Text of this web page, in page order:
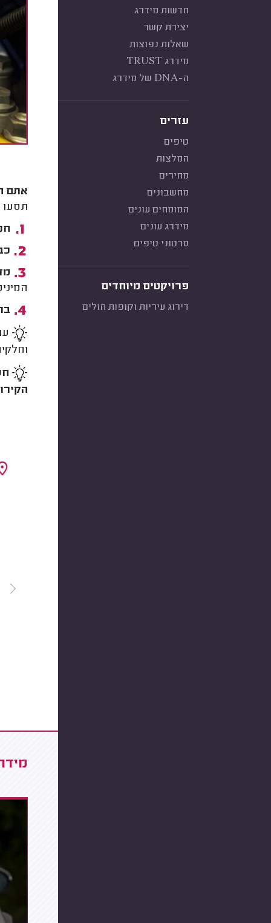
חדשות מידרג
יצירת קשר
שאלות נפוצות
מידרג TRUST
ה-DNA של מידרג
עזרים
טיפים
המלצות
מחירים
מחשבונים
המומחים עונים
מידרג עונים
סרטוני טיפים
פרויקטים מיוחדים
דירוג עיריות וקופות חולים
אתם
תסעו